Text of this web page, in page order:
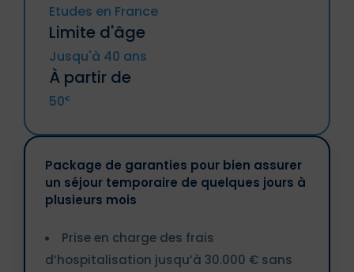
(y compris DROM et CTOM), Grèce,
Hongrie, Irande, Italie, Lettonie, Lituanie,
Luxembourg, Malte, Pays-Bas, Pologne,
Portugal, République tchèque,
Roumanie, Slovaquie, Slovénie, Suède.
Islande, Liechtenstein, Norvège,
Suisse.
Etudes en France
Limite d'âge
Jusqu'à 40 ans
À partir de
50€
Package de garanties pour bien assurer
un séjour temporaire de quelques jours à
plusieurs mois
Prise en charge des frais
d’hospitalisation jusqu’à 30.000 € sans